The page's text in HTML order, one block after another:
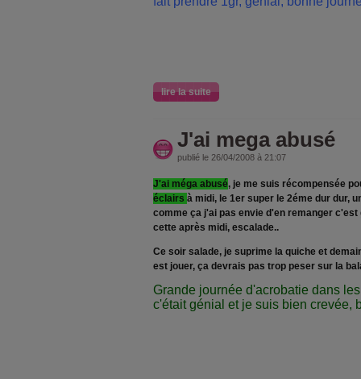
lire la suite
J'ai mega abusé
publié le 26/04/2008 à 21:07
J'ai méga abusé, je me suis récompensée
éclairs à midi, le 1er super le 2éme dur dur,
comme ça j'ai pas envie d'en remanger c'est
cette après midi, escalade..
Ce soir salade, je suprime la quiche et
est jouer, ça devrais pas trop peser sur la
Grande journée d'acrobatie dans
c'était génial et je suis bien crevée,